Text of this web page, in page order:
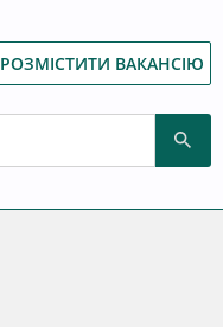
РОЗМІСТИТИ ВАКАНСІЮ